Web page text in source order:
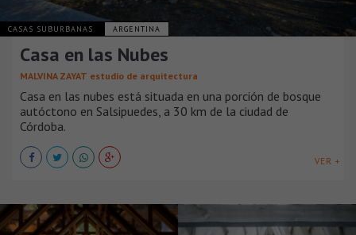
CASAS SUBURBANAS ARGENTINA
Casa en las Nubes
MALVINA ZAYAT estudio de arquitectura
Casa en las nubes está situada en una porción de bosque
autóctono en Salsipuedes, a 30 km de la ciudad de
Córdoba.
VER +